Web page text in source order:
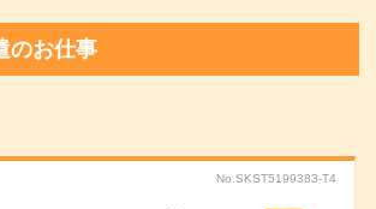
のお仕事
No.SKST5199383-T4